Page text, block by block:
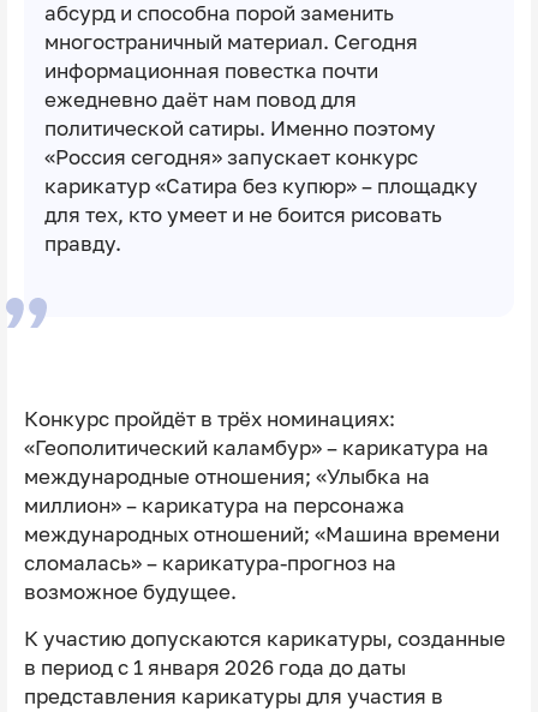
абсурд и способна порой заменить
многостраничный материал. Сегодня
информационная повестка почти
ежедневно даëт нам повод для
политической сатиры. Именно поэтому
«Россия сегодня» запускает конкурс
карикатур «Сатира без купюр» – площадку
для тех, кто умеет и не боится рисовать
правду.
Конкурс пройдёт в трëх номинациях:
«Геополитический каламбур» – карикатура на
международные отношения; «Улыбка на
миллион» – карикатура на персонажа
международных отношений; «Машина времени
сломалась» – карикатура-прогноз на
возможное будущее.
К участию допускаются карикатуры, созданные
в период с 1 января 2026 года до даты
представления карикатуры для участия в